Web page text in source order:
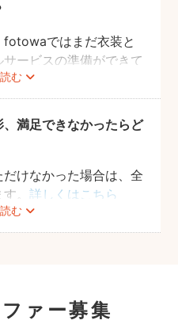
む
fotowaではまだ衣装と
ービスの準備ができて
客様ご自身にご用意をお
満足できなかったらど
む
けなかった場合は、全
す。詳しくはこちら
ァー募集